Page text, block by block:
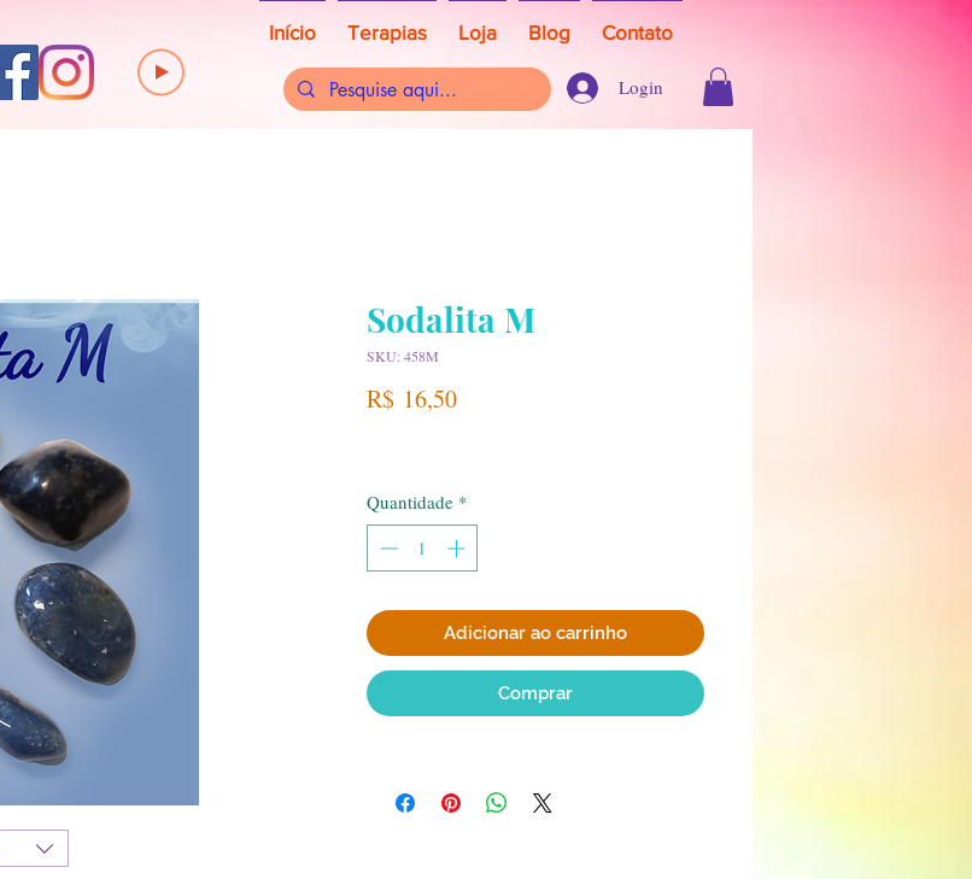
Início Terapias Loja Blog Contato
Login
Sodalita M
SKU: 458M
R$ 16,50Preço
Quantidade *
Adicionar ao carrinho
Comprar